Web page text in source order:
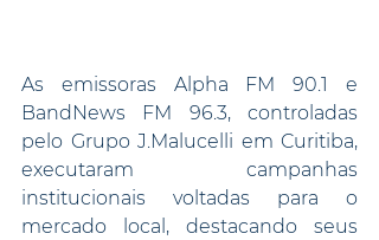
As emissoras Alpha FM 90.1 e
BandNews FM 96.3, controladas
pelo Grupo J.Malucelli em Curitiba,
executaram campanhas
institucionais voltadas para o
mercado local, destacando seus